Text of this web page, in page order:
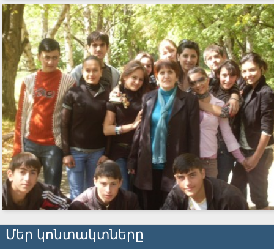
Մեր կոնտակտները